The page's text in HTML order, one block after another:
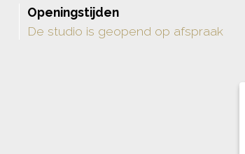
Openingstijden
De studio is geopend op afspraak